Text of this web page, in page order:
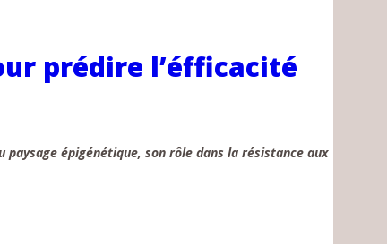
prédire l’éfficacité
épigénétique, son rôle dans la résistance aux